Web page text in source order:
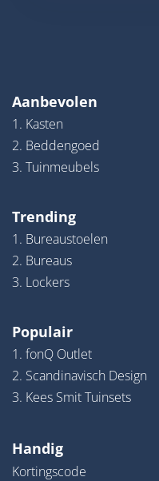
Aanbevolen
1. Kasten
2. Beddengoed
3. Tuinmeubels
Trending
1. Bureaustoelen
2. Bureaus
3. Lockers
Populair
1. fonQ Outlet
2. Scandinavisch Design
3. Kees Smit Tuinsets
Handig
Kortingscode